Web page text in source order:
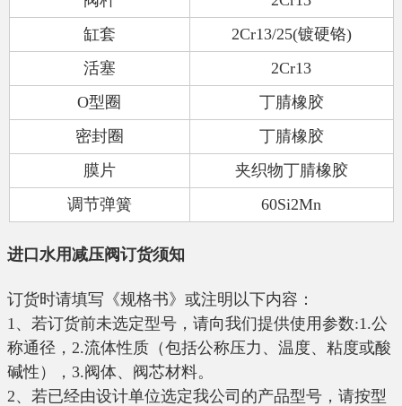
缸套
2Cr13/25(镀硬铬)
活塞
2Cr13
O型圈
丁腈橡胶
密封圈
丁腈橡胶
膜片
夹织物丁腈橡胶
调节弹簧
60Si2Mn
进口水用减压阀订货须知
订货时请填写《规格书》或注明以下内容：
1 、若订货前未选定型号，请向我们提供使用参数:1.公
称通径， 2.流体性质（包括公称压力、温度、粘度或酸
碱性）， 3.阀体、阀芯材料。
2、若已经由设计单位选定我公司的产品型号，请按型